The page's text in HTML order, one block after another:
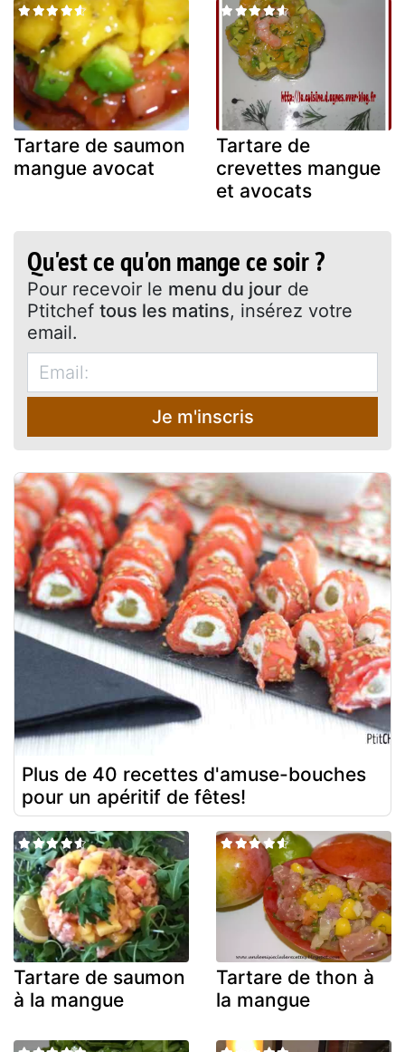
Tartare de saumon
mangue avocat
Tartare de
crevettes mangue
et avocats
Qu'est ce qu'on mange ce soir ?
Pour recevoir le menu du jour de
Ptitchef tous les matins, insérez votre
email.
Je m'inscris
Plus de 40 recettes d'amuse-bouches
pour un apéritif de fêtes!
Tartare de saumon
à la mangue
Tartare de thon à
la mangue